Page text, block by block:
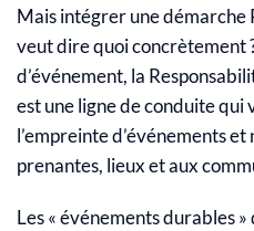
Mais intégrer une démarche
veut dire quoi concrètement
d’événement, la
est une ligne de conduite qui
l’empreinte d’événements
prenantes, lieux et aux
Les « événements durables